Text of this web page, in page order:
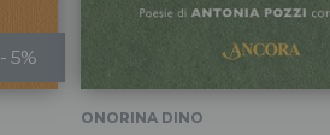
- 5%
ONORINA DINO